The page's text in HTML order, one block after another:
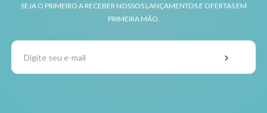
SEJA O PRIMEIRO A RECEBER NOSSOS LANÇAMENTOS E OFERTAS EM
PRIMEIRA MÃO.